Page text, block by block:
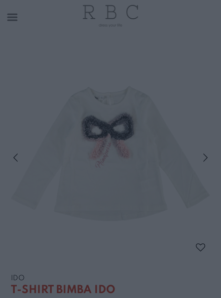
IDO
T-SHIRT BIMBA IDO